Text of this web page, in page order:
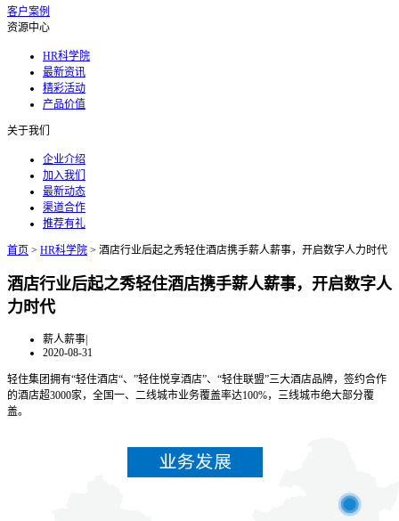
客户案例
资源中心
HR科学院
最新资讯
精彩活动
产品价值
关于我们
企业介绍
加入我们
最新动态
渠道合作
推荐有礼
首页 > HR科学院 > 酒店行业后起之秀轻住酒店携手薪人薪事，开启数字人力时代
酒店行业后起之秀轻住酒店携手薪人薪事，开启数字人
力时代
薪人薪事|
2020-08-31
轻住集团拥有“轻住酒店“、”轻住悦享酒店”、“轻住联盟”三大酒店品牌，签约合作
的酒店超3000家，全国一、二线城市业务覆盖率达100%，三线城市绝大部分覆
盖。